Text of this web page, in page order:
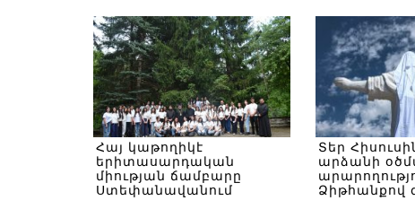
Հայ կաթողիկէ
երիտասարդական
միության ճամբարը
Ստեփանավանում
Տեր
արձանի
Ձիթհանքով